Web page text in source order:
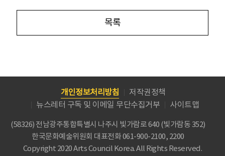
목록
개인정보처리방침
저작권정책
뉴스레터 구독 및 이메일 무단수집거부
사이트맵
(58326) 전남광주통합특별시 나주시 빛가람로 640 (빛가람동 352)
한국문화예술위원회 대표전화 061-900-2100, 2200
Copyright 2020 Arts Council Korea. All Rights Reserved.